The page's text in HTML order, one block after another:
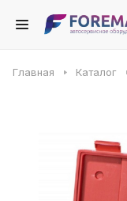
Главная Каталог